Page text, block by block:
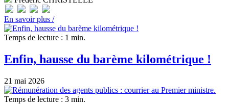
En savoir plus /
Temps de lecture : 1 min.
Enfin, hausse du barème kilométrique !
21 mai 2026
Temps de lecture : 3 min.